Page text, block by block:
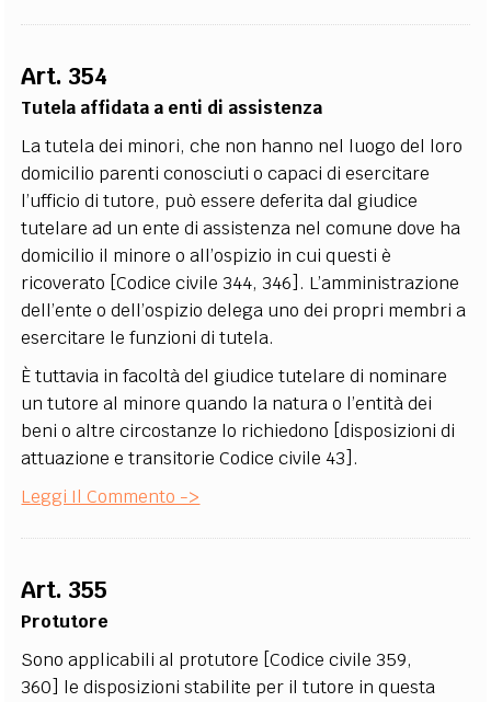
Art. 354
Tutela affidata a enti di assistenza
La tutela dei minori, che non hanno nel luogo del loro
domicilio parenti conosciuti o capaci di esercitare
l’ufficio di tutore, può essere deferita dal giudice
tutelare ad un ente di assistenza nel comune dove ha
domicilio il minore o all’ospizio in cui questi è
ricoverato [Codice civile 344, 346]. L’amministrazione
dell’ente o dell’ospizio delega uno dei propri membri a
esercitare le funzioni di tutela.
È tuttavia in facoltà del giudice tutelare di nominare
un tutore al minore quando la natura o l’entità dei
beni o altre circostanze lo richiedono [disposizioni di
attuazione e transitorie Codice civile 43].
Leggi Il Commento ->
Art. 355
Protutore
Sono applicabili al protutore [Codice civile 359,
360] le disposizioni stabilite per il tutore in questa